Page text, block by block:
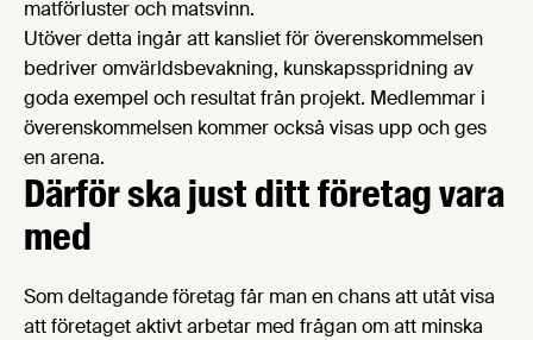
matförluster och matsvinn.
Utöver detta ingår att kansliet för överenskommelsen
bedriver omvärldsbevakning, kunskapsspridning av
goda exempel och resultat från projekt. Medlemmar i
överenskommelsen kommer också visas upp och ges
en arena.
Därför ska just ditt företag vara
med
Som deltagande företag får man en chans att utåt visa
att företaget aktivt arbetar med frågan om att minska